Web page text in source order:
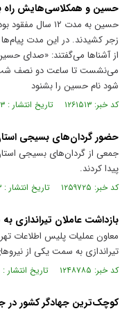
حسین و همکلاسی‌هایش راه
زجر کشیدند. در این مدت
از آشنا‌ها می‌گفتند: «صدای
می‌نشست تا ساعت دو نصف شب
شود نام حسین را بشنود
کد خبر: ۱۲۶۱۵۱۳ تاریخ انتشار : ۱۴۰۳/۰۸/۱۳
حضور گردان‌های بسیجی
جمعی از گردان‌های بسیجی
پیدا کردند.
کد خبر: ۱۲۵۹۷۲۵ تاریخ انتشار : ۱۴۰۳/۰۸/۰۳
بازداشت عاملان تیراندازی
معاون عملیات پلیس اطلاعات
تیراندازی به سمت یکی از
کد خبر: ۱۲۴۸۷۸۵ تاریخ انتشار : ۱۴۰۳/۰۶/۱۱
کوچک‌ترین جهادگر کشور در